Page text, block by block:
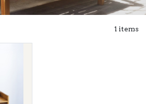
1 items